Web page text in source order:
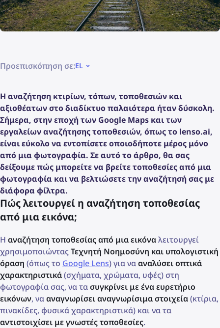
Προεπισκόπηση σε:EL
Η αναζήτηση κτιρίων, τόπων, τοποθεσιών και
αξιοθέατων στο διαδίκτυο παλαιότερα ήταν δύσκολη.
Σήμερα, στην εποχή των Google Maps και των
εργαλείων αναζήτησης τοποθεσιών, όπως το lenso.ai,
είναι εύκολο να εντοπίσετε οποιοδήποτε μέρος μόνο
από μια φωτογραφία. Σε αυτό το άρθρο, θα σας
δείξουμε πώς μπορείτε να βρείτε τοποθεσίες από μια
φωτογραφία και να βελτιώσετε την αναζήτησή σας με
διάφορα φίλτρα.
Πώς λειτουργεί η αναζήτηση τοποθεσίας
από μια εικόνα;
Η αναζήτηση τοποθεσίας από μια εικόναλειτουργεί
χρησιμοποιώντας Τεχνητή Νοημοσύνη και υπολογιστική
όραση (όπως το Google Lens) για νααναλύσει οπτικά
χαρακτηριστικά(σχήματα, χρώματα, υφές) στη
φωτογραφία σας, να τασυγκρίνει με ένα ευρετήριο
εικόνων, νααναγνωρίσει αναγνωρίσιμα στοιχεία(κτίρια,
πινακίδες, φυσικά χαρακτηριστικά) και να τα
αντιστοιχίσει με γνωστές τοποθεσίες.